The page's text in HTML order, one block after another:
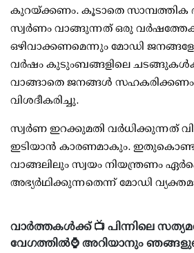
കുറയ്ക്കണം. കൂടാതെ സാമ്പത്തിക
സ്വര്‍ണം വാങ്ങുന്നത് ഒരു
ഒഴിവാക്കണമെന്നും മോഡി
വര്‍ഷം കുടുംബങ്ങളിലെ
വാങ്ങാതെ ജനങ്ങള്‍ സഹകരിക്കണം
വിശദീകരിച്ചു.
സ്വര്‍ണ ഇറക്കുമതി വര്‍ധിക്കുന്നത്
ഇടിയാന്‍ കാരണമാകും.
വാങ്ങലിലും സ്വയം നിയന്ത്രണം
അഭ്യര്‍ഥിക്കുന്നതെന്ന് മോഡി
വാർത്തകൾക്ക് 📺 പിന്നിലെ
വേഗത്തിൽ⌚ അറിയാനും